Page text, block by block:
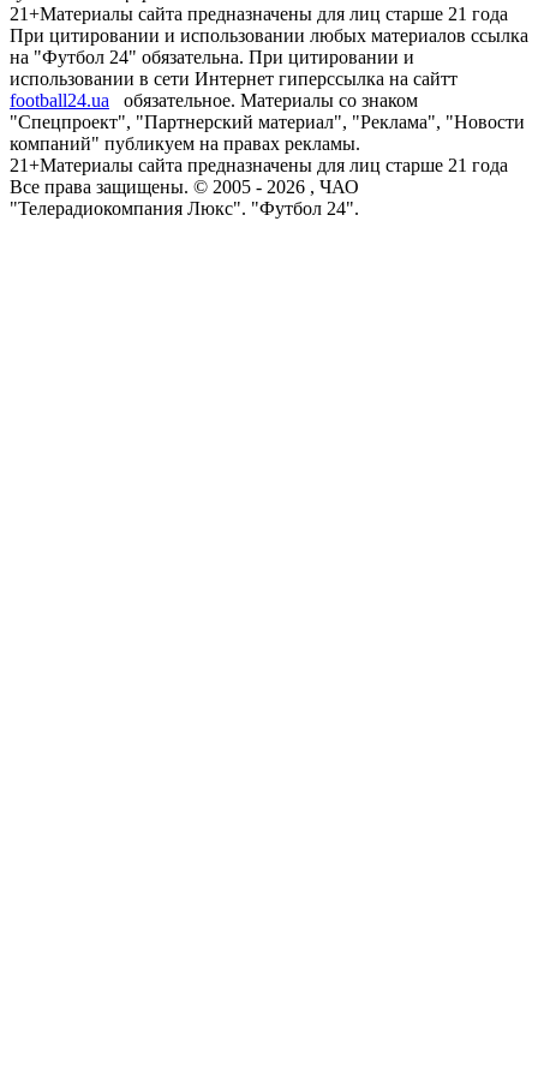
21+Материалы сайта предназначены для лиц старше 21 года
При цитировании и использовании любых материалов ссылка
на "Футбол 24" обязательна. При цитировании и
использовании в сети Интернет гиперссылка на сайтт
football24.ua
обязательное. Материалы со знаком
"Спецпроект", "Партнерский материал", "Реклама", "Новости
компаний" публикуем на правах рекламы.
21+Материалы сайта предназначены для лиц старше 21 года
Все права защищены. © 2005 - 2026 , ЧАО
"Телерадиокомпания Люкс". "Футбол 24".